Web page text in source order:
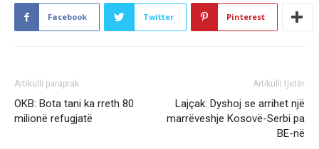
Facebook Twitter Pinterest
Artikulli paraprak
OKB: Bota tani ka rreth 80
milionë refugjatë
Artikulli tjetër
Lajçak: Dyshoj se arrihet një
marrëveshje Kosovë-Serbi pa
BE-në